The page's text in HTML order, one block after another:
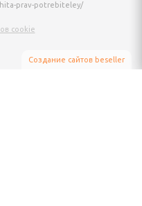
prav-potrebiteley/
cookie
Создание сайтов beseller